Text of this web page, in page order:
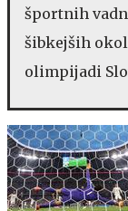
športnih
šibkejših
olimpijadi